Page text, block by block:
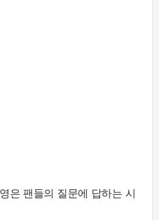
은 팬들의 질문에 답하는 시